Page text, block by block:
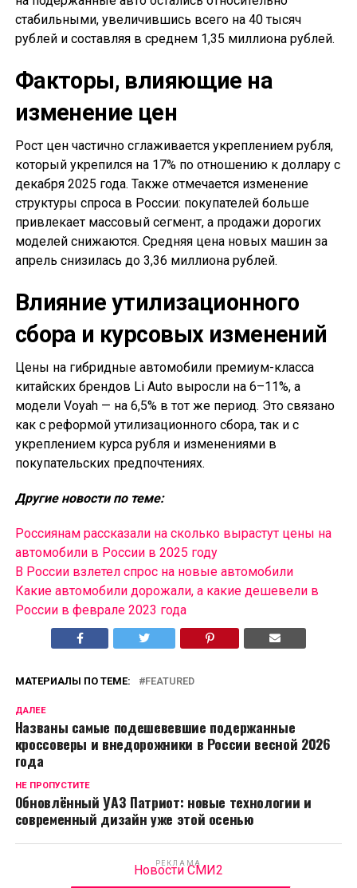
стабильными, увеличившись всего на 40 тысяч
рублей и составляя в среднем 1,35 миллиона рублей.
Факторы, влияющие на
изменение цен
Рост цен частично сглаживается укреплением рубля,
который укрепился на 17% по отношению к доллару с
декабря 2025 года. Также отмечается изменение
структуры спроса в России: покупателей больше
привлекает массовый сегмент, а продажи дорогих
моделей снижаются. Средняя цена новых машин за
апрель снизилась до 3,36 миллиона рублей.
Влияние утилизационного
сбора и курсовых изменений
Цены на гибридные автомобили премиум-класса
китайских брендов Li Auto выросли на 6–11%, а
модели Voyah — на 6,5% в тот же период. Это связано
как с реформой утилизационного сбора, так и с
укреплением курса рубля и изменениями в
покупательских предпочтениях.
Другие новости по теме:
Россиянам рассказали на сколько вырастут цены на
автомобили в России в 2025 году
В России взлетел спрос на новые автомобили
Какие автомобили дорожали, а какие дешевели в
России в феврале 2023 года
МАТЕРИАЛЫ ПО ТЕМЕ: FEATURED
ДАЛЕЕ
Названы самые подешевевшие подержанные
кроссоверы и внедорожники в России весной 2026
года
НЕ ПРОПУСТИТЕ
Обновлённый УАЗ Патриот: новые технологии и
современный дизайн уже этой осенью
РЕКЛАМА
Новости СМИ2